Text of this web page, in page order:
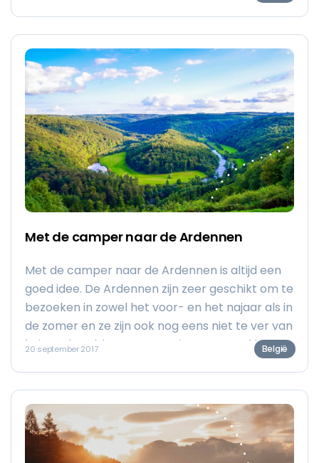
Met de camper naar de Ardennen
Met de camper naar de Ardennen is altijd een
goed idee. De Ardennen zijn zeer geschikt om te
bezoeken in zowel het voor- en het najaar als in
de zomer en ze zijn ook nog eens niet te ver van
huis. In deze blog geven we je een aantal leuke
20 september 2017 België